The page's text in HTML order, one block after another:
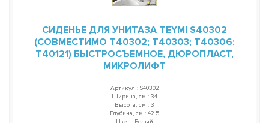
СИДЕНЬЕ ДЛЯ УНИТАЗА TEYMI S40302
(СОВМЕСТИМО T40302; T40303; T40306;
T40121) БЫСТРОСЪЕМНОЕ, ДЮРОПЛАСТ,
МИКРОЛИФТ
Артикул : S40302
Ширина, см : 34
Высота, см : 3
Глубина, см : 42.5
Цвет : Белый